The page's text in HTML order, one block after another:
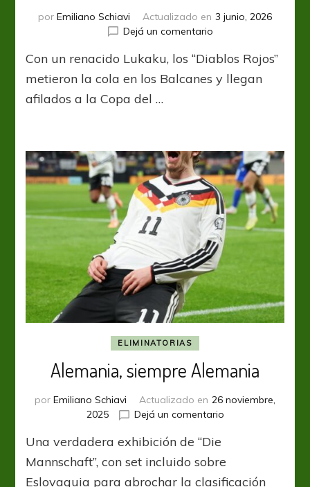
por Emiliano Schiavi Actualizado en 3 junio, 2026
Dejá un comentarioen
venció
Croacia
Con un renacido Lukaku, los “Diablos Rojos”
metieron la cola en los Balcanes y llegan
afilados a la Copa del …
ELIMINATORIAS
Alemania, siempre Alemania
por Emiliano Schiavi Actualizado en 26 noviembre,
2025
Dejá un comentarioen
Alemania
Una verdadera exhibición de “Die
Mannschaft”, con set incluido sobre
Eslovaquia para abrochar la clasificación